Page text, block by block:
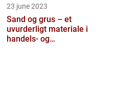
23 june 2023
Sand og grus – et
uvurderligt materiale i
handels- og